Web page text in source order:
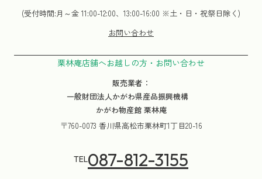
(受付時間:月～金 11:00-12:00、13:00-16:00 ※土・日・祝祭日除く)
お問い合わせ
栗林庵店舗へお越しの方・お問い合わせ
販売業者：
一般財団法人かがわ県産品振興機構
かがわ物産館 栗林庵
〒760-0073 香川県高松市栗林町1丁目20-16
TEL087-812-3155